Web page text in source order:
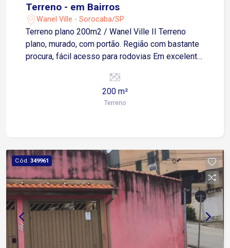
Terreno - em Bairros
Wanel Ville - Sorocaba/SP
Terreno plano 200m2 / Wanel Ville II Terreno
plano, murado, com portão. Região com bastante
procura, fácil acesso para rodovias Em excelente
farmácia, posto de saúde
200 m²
Terreno
Cód. 349961